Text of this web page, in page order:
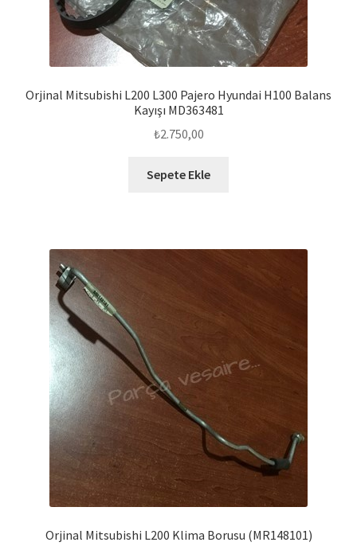
Orjinal Mitsubishi L200 L300 Pajero Hyundai H100 Balans
Kayışı MD363481
₺2.750,00
Sepete Ekle
Orjinal Mitsubishi L200 Klima Borusu (MR148101)